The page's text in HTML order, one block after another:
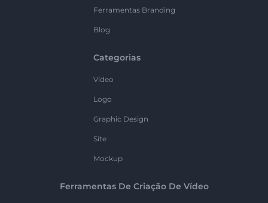
Ferramentas Branding
Blog
Categorias
Vídeo
Logo
Graphic Design
Site
Mockup
Ferramentas De Criação De Vídeo